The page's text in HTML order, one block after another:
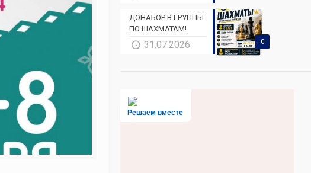
0
ДОНАБОР В ГРУППЫ
ПО ШАХМАТАМ!
31.07.2026
Решаем вместе